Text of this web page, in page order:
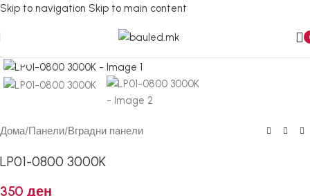
Skip to navigation Skip to main content
Дома/Панели/Вградни панели
LP01-0800 3000K
350 ден